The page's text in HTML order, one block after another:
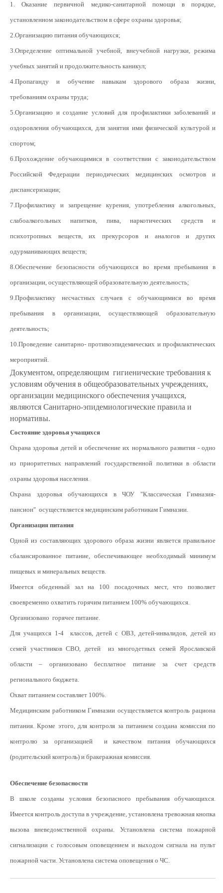
1. Оказание первичной медико-санитарной помощи в порядке,
установленном законодательством в сфере охраны здоровья;
2.Организацию питания обучающихся;
3.Определение оптимальной учебной, внеучебной нагрузки, режима
учебных занятий и продолжительность каникул;
4.Пропаганду и обучение навыкам здорового образа жизни,
требованиям охраны труда;
5.Организацию и создание условий для профилактики заболеваний и
оздоровления обучающихся, для занятия ими физической культурой и
спортом;
6.Прохождение обучающимися в соответствии с законодательством
Российской Федерации периодических медицинских осмотров и
диспансеризации;
7.Профилактику и запрещение курения, употребления алкогольных,
слабоалкогольных напитков, пива, наркотических средств и
психотропных веществ, их прекурсоров и аналогов и других
одурманивающих веществ;
8.Обеспечение безопасности обучающихся во время пребывания в
организации, осуществляющей образовательную деятельность;
9.Профилактику несчастных случаев с обучающимися во время
пребывания в организации, осуществляющей образовательную
деятельность;
10.Проведение санитарно- противоэпидемических и профилактических
мероприятий.
Документом, определяющим гигиенические требования к
условиям обучения в общеобразовательных учреждениях,
организации медицинского обеспечения учащихся,
являются Санитарно-эпидемиологические правила и
нормативы.
Состояние здоровья учащихся
Охрана здоровья детей и обеспечение их нормального развития - одно
из приоритетных направлений государственной политики в области
охраны здоровья населения.
Охрана здоровья обучающихся в ЧОУ "Классическая Гимназия-
пансион" осуществляется медицинским работникам Гимназии.
Организация питания
Одной из составляющих здорового образа жизни является правильное
сбалансированное питание, обеспечивающее необходимый минимум
пищевых и минеральных веществ.
Имеется обеденный зал на 100 посадочных мест, что позволяет
своевременно охватить горячим питанием 100% обучающихся.
Организовано горячее питание.
Для учащихся 1-4 классов, детей с ОВЗ, детей-инвалидов, детей из
семей участников СВО, детей из многодетных семей Ярославской
области – организовано бесплатное питание за счет средств
регионального бюджета.
Охват питанием составляет 100%.
Медицинским работником Гимназии осуществляется контроль рациона
питания. Кроме этого, для контроля за питанием создана комиссия по
контролю за организацией и качеством питания обучающихся
(родительский контроль) и бракеражная комиссия.
Обеспечение безопасности
В школе созданы условия безопасного пребывания обучающихся.
Имеется контроль доступа в учреждение, установлена тревожная кнопка
вызова вневедомственной охраны. Установлена система пожарной
сигнализации с голосовым оповещением и выходом сигнала на пульт
пожарной части. Установлена система оповещения о ЧС.